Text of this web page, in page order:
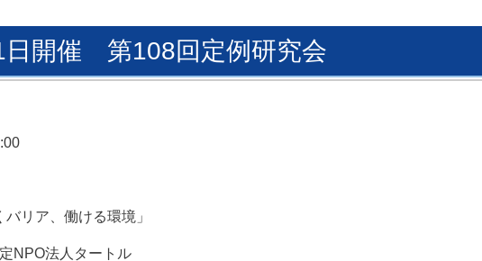
日開催 第108回定例研究会
バリア、働ける環境 」
NPO法人タートル